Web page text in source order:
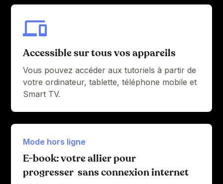
Accessible sur tous vos appareils
Vous pouvez accéder aux tutoriels à partir de
votre ordinateur, tablette, téléphone mobile et
Smart TV.
Mode hors ligne
E-book: votre allier pour
progresser sans connexion internet